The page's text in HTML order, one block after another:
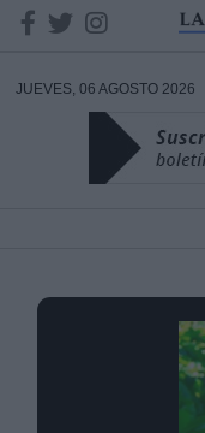
JUEVES, 06 AGOSTO 2026
DATOS
Responsable: